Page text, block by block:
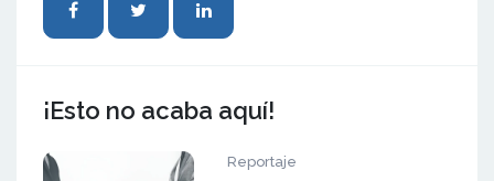
¡Esto no acaba aquí!
Reportaje